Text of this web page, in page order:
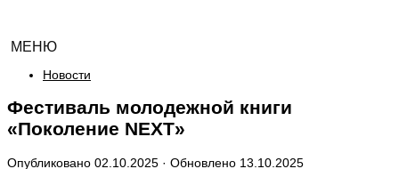
МЕНЮ
Новости
Фестиваль молодежной книги
«Поколение NEXT»
Опубликовано 02.10.2025 · Обновлено 13.10.2025